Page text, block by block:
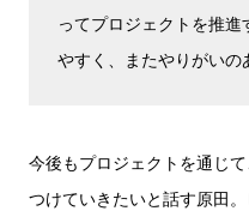
ってプロジェクトを推
やすく、またやりがいの
今後もプロジェクトを通じ
つけていきたいと話す原田